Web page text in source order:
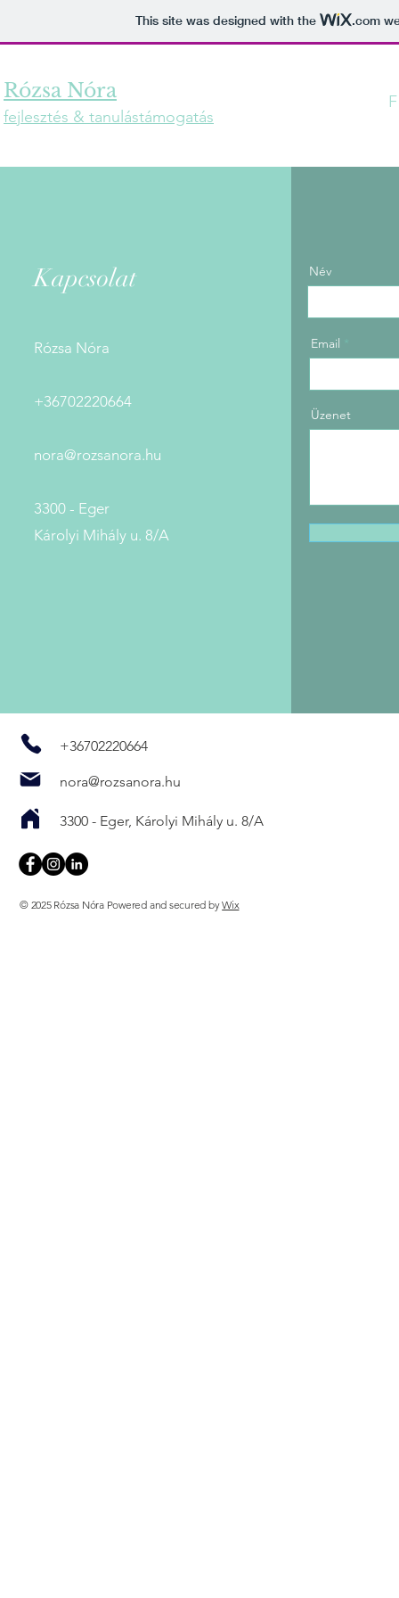
This site was designed with the .com
Rózsa Nóra
fejlesztés & tanulástámogatás
Kapcsolat
Rózsa Nóra
+36702220664
nora@rozsanora.hu
3300 - Eger
Károlyi Mihály u. 8/A
Név
Email
Üzenet
+36702220664
nora@rozsanora.hu
3300 - Eger, Károlyi Mihály u. 8/A
© 2025 Rózsa Nóra Powered and secured byWix